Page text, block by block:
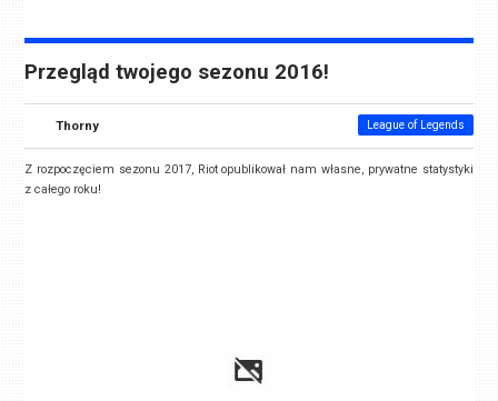
Przegląd twojego sezonu 2016!
Thorny League of Legends
Z rozpoczęciem sezonu 2017, Riot opublikował nam własne, prywatne statystyki
z całego roku!